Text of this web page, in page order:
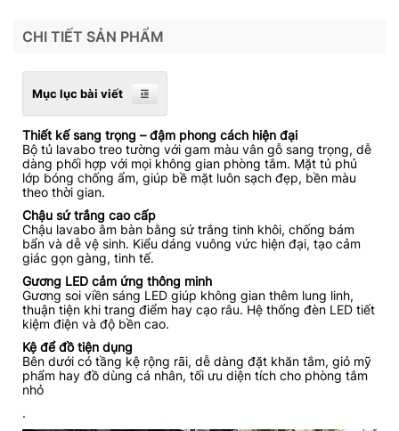
CHI TIẾT SẢN PHẨM
Mục lục bài viết
Thiết kế sang trọng – đậm phong cách hiện đại
Bộ tủ lavabo treo tường với gam màu vân gỗ sang trọng, dễ
dàng phối hợp với mọi không gian phòng tắm. Mặt tủ phủ
lớp bóng chống ẩm, giúp bề mặt luôn sạch đẹp, bền màu
theo thời gian.
Chậu sứ trắng cao cấp
Chậu lavabo âm bàn bằng sứ trắng tinh khôi, chống bám
bẩn và dễ vệ sinh. Kiểu dáng vuông vức hiện đại, tạo cảm
giác gọn gàng, tinh tế.
Gương LED cảm ứng thông minh
Gương soi viền sáng LED giúp không gian thêm lung linh,
thuận tiện khi trang điểm hay cạo râu. Hệ thống đèn LED tiết
kiệm điện và độ bền cao.
Kệ để đồ tiện dụng
Bên dưới có tầng kệ rộng rãi, dễ dàng đặt khăn tắm, giỏ mỹ
phẩm hay đồ dùng cá nhân, tối ưu diện tích cho phòng tắm
nhỏ
.